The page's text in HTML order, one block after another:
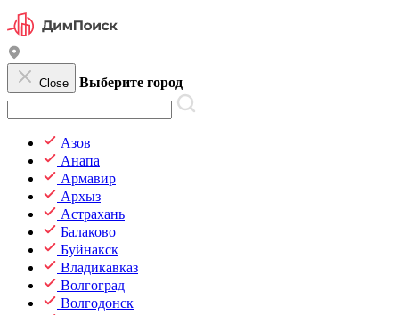
Close Выберите город
Азов
Анапа
Армавир
Архыз
Астрахань
Балаково
Буйнакск
Владикавказ
Волгоград
Волгодонск